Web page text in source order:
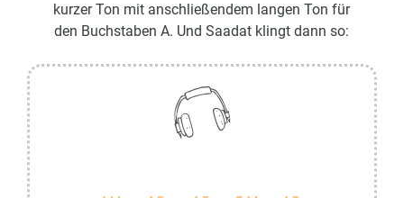
kurzer Ton mit anschließendem langen Ton für
den Buchstaben A. Und Saadat klingt dann so: